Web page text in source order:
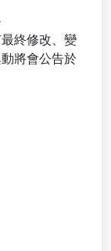
終修改、變
將會公告於